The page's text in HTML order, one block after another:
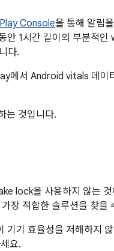
Play Console을 통해 알림
1시간 길이의 부분적인
다.
에서 Android vitals 데이
는 것입니다.
lock을 사용하지 않는
장 적합한 솔루션을 찾을
기기 효율성을 저해하지
요.